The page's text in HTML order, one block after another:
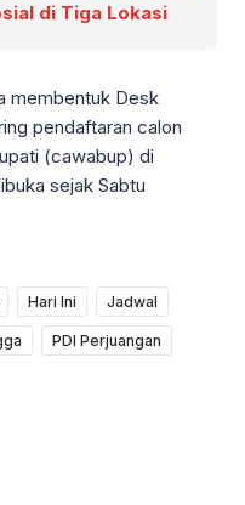
di Tiga Lokasi
membentuk Desk
pendaftaran calon
(cawabup) di
sejak Sabtu
Hari Ini Jadwal
PDI Perjuangan